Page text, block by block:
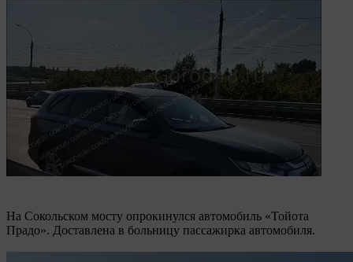
На Сокольском мосту опрокинулся автомобиль «Тойота
Прадо». Доставлена в больницу пассажирка автомобиля.